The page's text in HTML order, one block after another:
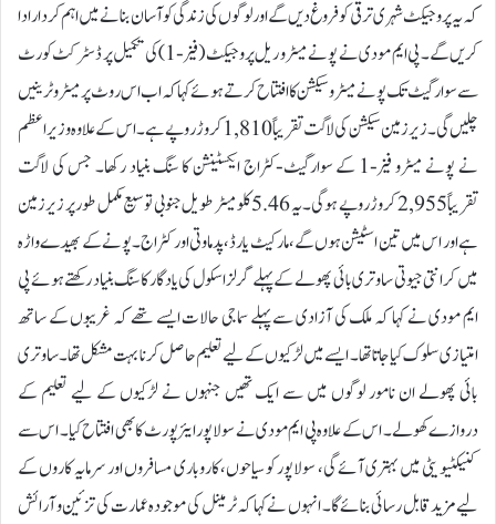
کہ یہ پروجیکٹ شہری ترقی کو فروغ دیں گے اور لوگوں کی زندگی کو آسان بنانے میں اہم کردار ادا
کریں گے۔ پی ایم مودی نے پونے میٹرو ریل پروجیکٹ (فیز-1) کی تکمیل پر ڈسٹرکٹ کورٹ
سے سوارگیٹ تک پونے میٹرو سیکشن کا افتتاح کرتے ہوئے کہا کہ اب اس روٹ پر میٹرو ٹرینیں
چلیں گی۔ زیر زمین سیکشن کی لاگت تقریباً 1,810 کروڑ روپے ہے۔ اس کے علاوہ وزیر اعظم
نے پونے میٹرو فیز-1 کے سوارگیٹ-کٹراج ایکسٹینشن کا سنگ بنیاد رکھا۔ جس کی لاگت
تقریباً 2,955 کروڑ روپے ہوگی۔ یہ 5.46 کلومیٹر طویل جنوبی توسیع مکمل طور پر زیر زمین
ہے اور اس میں تین اسٹیشن ہوں گے، مارکیٹ یارڈ، پدماوتی اور کٹراج۔ پونے کے بھیدے واڑہ
میں کرانتی جیوتی ساوتری بائی پھولے کے پہلے گرلز اسکول کی یادگار کا سنگ بنیاد رکھتے ہوئے پی
ایم مودی نے کہا کہ ملک کی آزادی سے پہلے سماجی حالات ایسے تھے کہ غریبوں کے ساتھ
امتیازی سلوک کیا جاتا تھا۔ ایسے میں لڑکیوں کے لیے تعلیم حاصل کرنا بہت مشکل تھا۔ ساوتری
بائی پھولے ان نامور لوگوں میں سے ایک تھیں جنہوں نے لڑکیوں کے لیے تعلیم کے
دروازے کھولے۔ اس کے علاوہ پی ایم مودی نے سولاپور ایئرپورٹ کا بھی افتتاح کیا۔ اس سے
کنیکٹیویٹی میں بہتری آئے گی، سولاپور کو سیاحوں، کاروباری مسافروں اور سرمایہ کاروں کے
لیے مزید قابل رسائی بنائے گا۔ انہوں نے کہا کہ ٹرمینل کی موجودہ عمارت کی تزئین و آرائش